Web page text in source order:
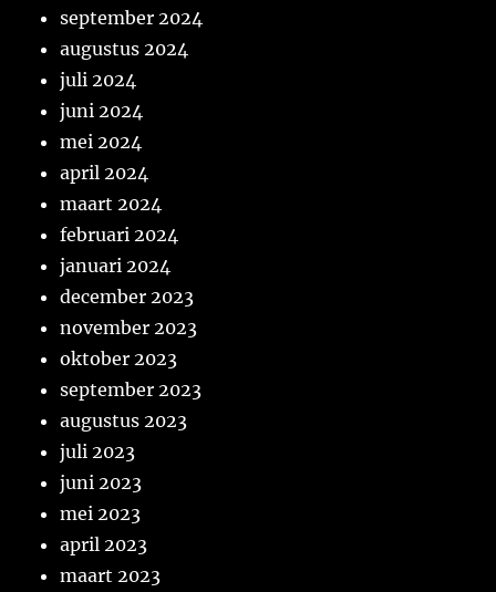
september 2024
augustus 2024
juli 2024
juni 2024
mei 2024
april 2024
maart 2024
februari 2024
januari 2024
december 2023
november 2023
oktober 2023
september 2023
augustus 2023
juli 2023
juni 2023
mei 2023
april 2023
maart 2023